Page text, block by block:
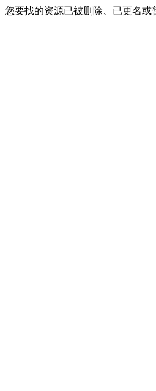
您要找的资源已被删除、已更名